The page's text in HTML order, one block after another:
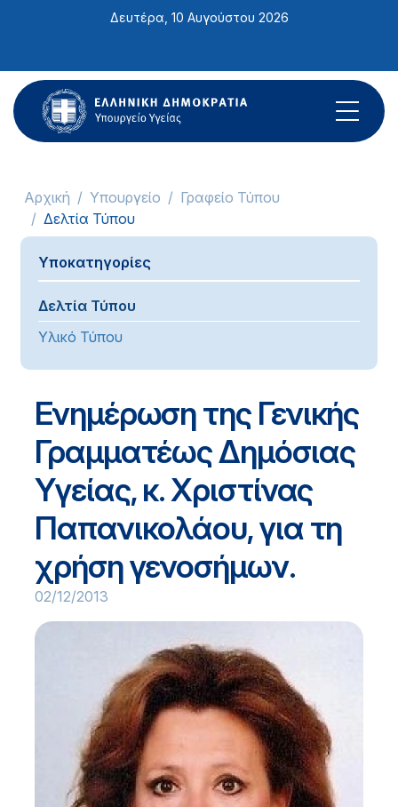
ιστότοπος
περιλαμβάνει
ένα
σύστημα
Δευτέρα, 10 Αυγούστου 2026
Αρχική Υπουργείο
Γραφείο Τύπου
Δελτία Τύπου
Υποκατηγορίες
Δελτία Τύπου
Υλικό Τύπου
Ενημέρωση της Γενικής
Γραμματέως Δημόσιας
Υγείας, κ. Χριστίνας
Παπανικολάου, για τη
χρήση γενοσήμων.
02/12/2013